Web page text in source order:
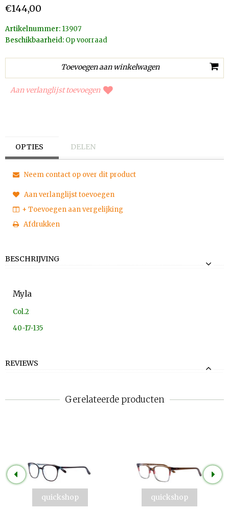
€144,00
Artikelnummer: 13907
Beschikbaarheid: Op voorraad
Aan verlanglijst toevoegen
OPTIES DELEN
Neem contact op over dit product
Aan verlanglijst toevoegen
+ Toevoegen aan vergelijking
Afdrukken
BESCHRIJVING
Myla
Col.2
40-17-135
REVIEWS
Gerelateerde producten
quickshop quickshop